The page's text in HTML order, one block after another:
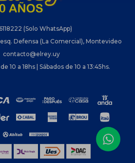
(Solo WhatsApp)
Defensa (La Comercial), Montevideo
contacto@elrey.uy
10 a 18hs | Sábados de 10 a 13:45hs.